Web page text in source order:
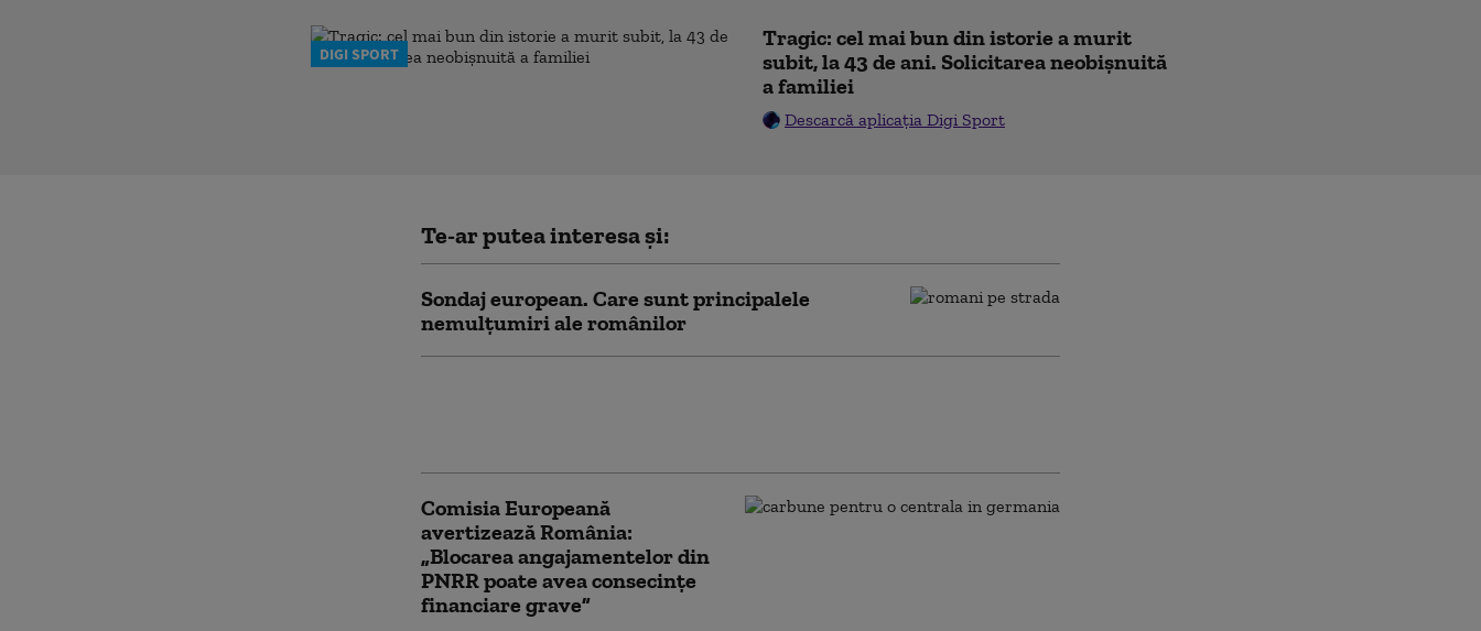
DIGI SPORT
Tragic: cel mai bun din istorie a murit
subit, la 43 de ani. Solicitarea neobișnuită
a familiei
Descarcă aplicația Digi Sport
Te-ar putea interesa și:
Sondaj european. Care sunt principalele
nemulțumiri ale românilor
Comisia Europeană
avertizează România:
„Blocarea angajamentelor din
PNRR poate avea consecințe
financiare grave”